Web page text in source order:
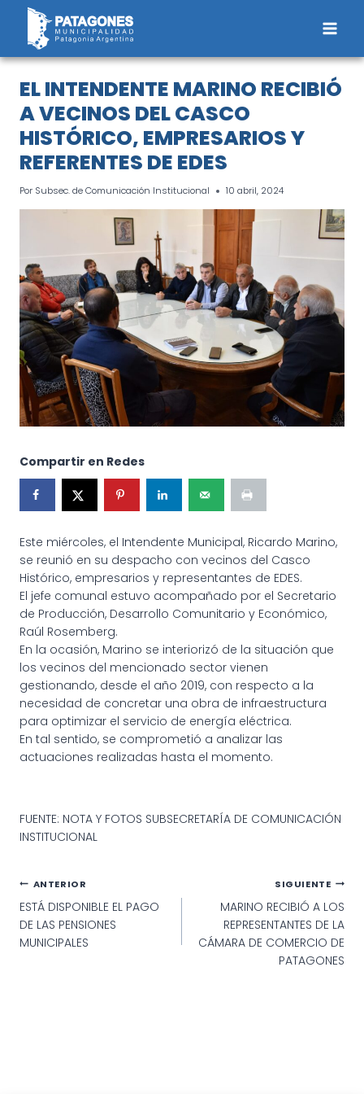
Saltar
contenido
EL INTENDENTE MARINO RECIBIÓ
A VECINOS DEL CASCO
HISTÓRICO, EMPRESARIOS Y
REFERENTES DE EDES
Por Subsec. de Comunicación Institucional 10 abril, 2024
Compartir en Redes
Este miércoles, el Intendente Municipal, Ricardo Marino,
se reunió en su despacho con vecinos del Casco
Histórico, empresarios y representantes de EDES.
El jefe comunal estuvo acompañado por el Secretario
de Producción, Desarrollo Comunitario y Económico,
Raúl Rosemberg.
En la ocasión, Marino se interiorizó de la situación que
los vecinos del mencionado sector vienen
gestionando, desde el año 2019, con respecto a la
necesidad de concretar una obra de infraestructura
para optimizar el servicio de energía eléctrica.
En tal sentido, se comprometió a analizar las
actuaciones realizadas hasta el momento.
FUENTE: NOTA Y FOTOS SUBSECRETARÍA DE COMUNICACIÓN
INSTITUCIONAL
Navegación
de
entradas
ANTERIOR
ESTÁ DISPONIBLE EL PAGO
DE LAS PENSIONES
MUNICIPALES
SIGUIENTE
MARINO RECIBIÓ A LOS
REPRESENTANTES DE LA
CÁMARA DE COMERCIO DE
PATAGONES